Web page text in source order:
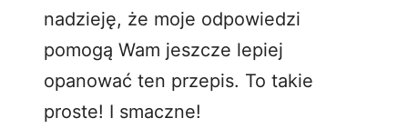
nadzieję, że moje odpowiedzi
pomogą Wam jeszcze lepiej
opanować ten przepis. To takie
proste! I smaczne!